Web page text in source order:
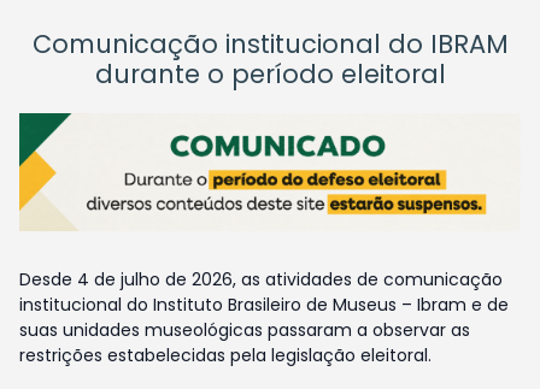
Comunicação institucional do IBRAM
durante o período eleitoral
Desde 4 de julho de 2026, as atividades de comunicação
institucional do Instituto Brasileiro de Museus – Ibram e de
suas unidades museológicas passaram a observar as
restrições estabelecidas pela legislação eleitoral.